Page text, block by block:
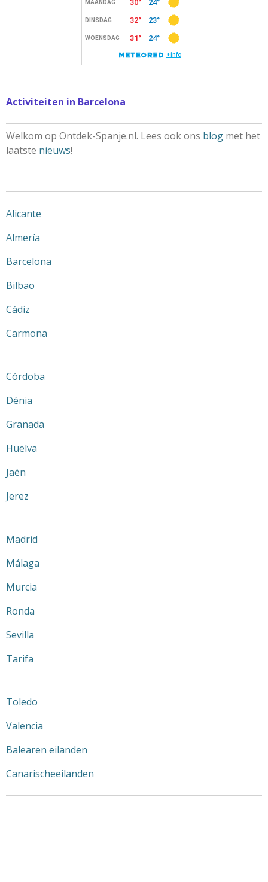
Activiteiten in Barcelona
Welkom op Ontdek-Spanje.nl. Lees ook ons blog met het
laatste nieuws!
Alicante
Almería
Barcelona
Bilbao
Cádiz
Carmona
Córdoba
Dénia
Granada
Huelva
Jaén
Jerez
Madrid
Málaga
Murcia
Ronda
Sevilla
Tarifa
Toledo
Valencia
Balearen eilanden
Canarischeeilanden